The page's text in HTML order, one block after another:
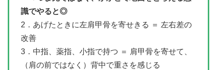
識でやると◎
2．あげたときに左肩甲骨を寄せきる ＝ 左右差の
改善
3．中指、薬指、小指で持つ ＝ 肩甲骨を寄せて、
（肩の前ではなく）背中で重さを感じる